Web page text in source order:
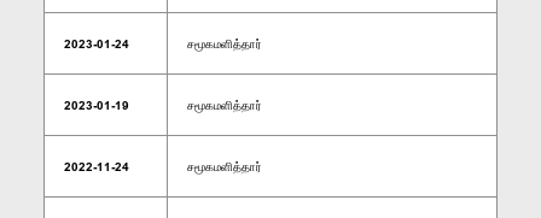
2023-01-24 சமூகமளித்தார்
2023-01-19 சமூகமளித்தார்
2022-11-24 சமூகமளித்தார்